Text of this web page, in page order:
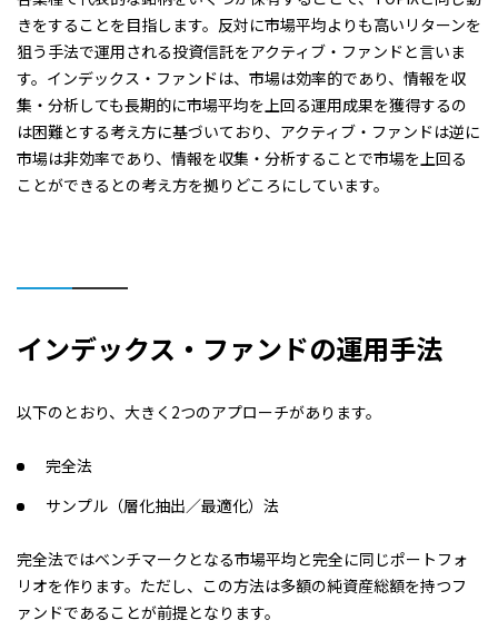
きをすることを目指します。反対に市場平均よりも高いリターンを
狙う手法で運用される投資信託をアクティブ・ファンドと言いま
す。インデックス・ファンドは、市場は効率的であり、情報を収
集・分析しても長期的に市場平均を上回る運用成果を獲得するの
は困難とする考え方に基づいており、アクティブ・ファンドは逆に
市場は非効率であり、情報を収集・分析することで市場を上回る
ことができるとの考え方を拠りどころにしています。
インデックス・ファンドの運用手法
以下のとおり、大きく2つのアプローチがあります。
完全法
サンプル（層化抽出／最適化）法
完全法ではベンチマークとなる市場平均と完全に同じポートフォ
リオを作ります。ただし、この方法は多額の純資産総額を持つフ
ァンドであることが前提となります。